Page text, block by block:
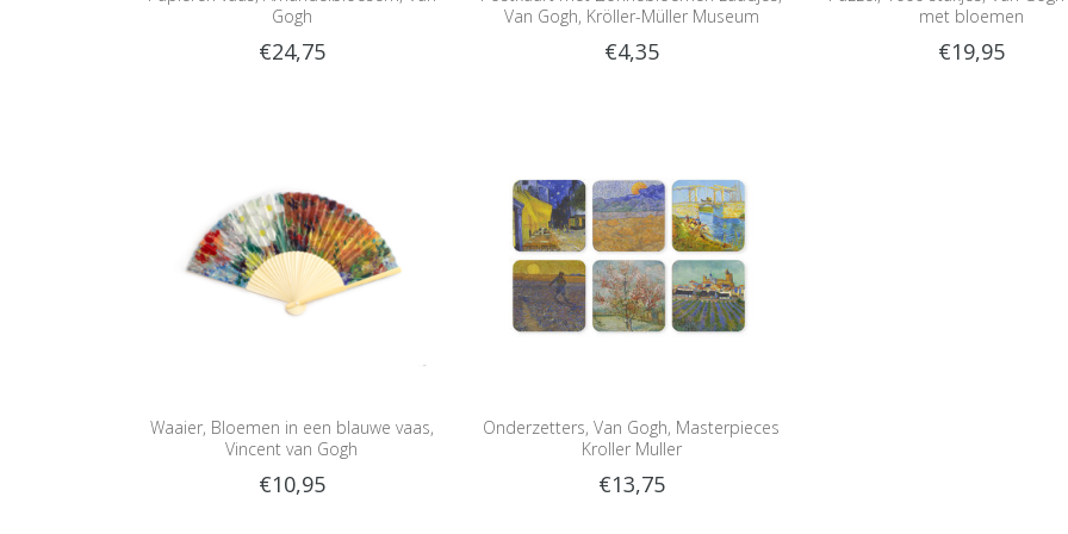
Gogh
€24,75
Van Gogh, Kröller-Müller Museum
€4,35
met bloemen
€19,95
Waaier, Bloemen in een blauwe vaas,
Vincent van Gogh
€10,95
Onderzetters, Van Gogh, Masterpieces
Kroller Muller
€13,75